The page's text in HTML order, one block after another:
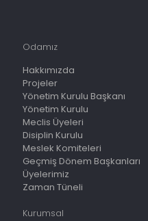
Odamız
Hakkımızda
Projeler
Yönetim Kurulu Başkanı
Yönetim Kurulu
Meclis Üyeleri
Disiplin Kurulu
Meslek Komiteleri
Geçmiş Dönem Başkanları
Üyelerimiz
Zaman Tüneli
Kurumsal